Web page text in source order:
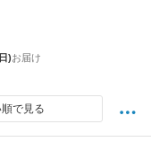
)お届け
で見る